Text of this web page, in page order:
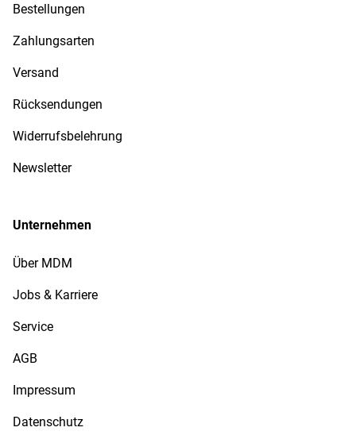
Bestellungen
Zahlungsarten
Versand
Rücksendungen
Widerrufsbelehrung
Newsletter
Unternehmen
Über MDM
Jobs & Karriere
Service
AGB
Impressum
Datenschutz